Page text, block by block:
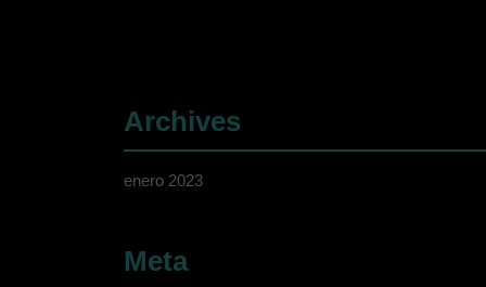
Archives
enero 2023
Meta